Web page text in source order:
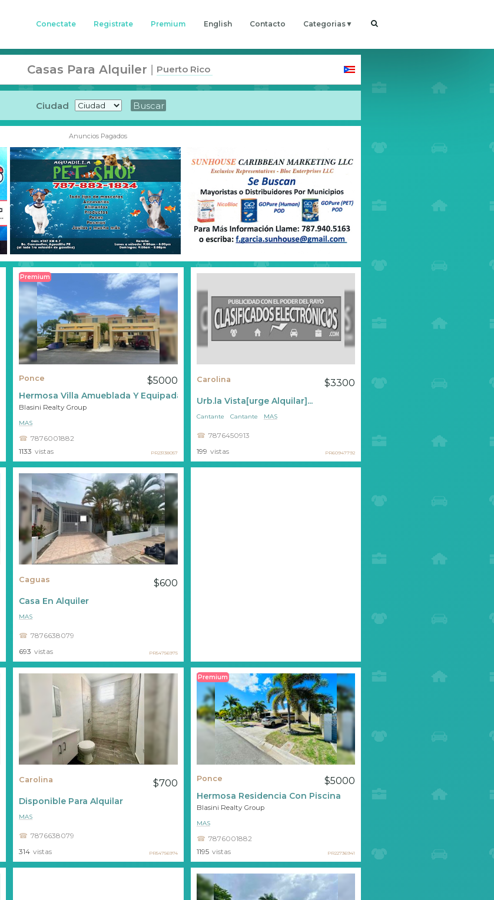
Conectate Registrate Premium English Contacto Categorias
Anuncios Pagados
Premium
Ponce $5000
Hermosa Villa Amueblada Y Equipada
Blasini Realty Group
7876001882
MAS
1133 vistas PR23138057
Carolina $3300
Urb.la Vista[urge Alquilar]...
7876450913
Cantante Cantante MAS
199 vistas PR60947792
Caguas $600
Casa En Alquiler
7876638079
MAS
693 vistas PR54756975
Carolina $700
Disponible Para Alquilar
7876638079
MAS
314 vistas PR54756974
Premium
Ponce $5000
Hermosa Residencia Con Piscina
Blasini Realty Group
7876001882
MAS
1195 vistas PR22736941
Casas Para Alquiler Puerto Rico
Ciudad